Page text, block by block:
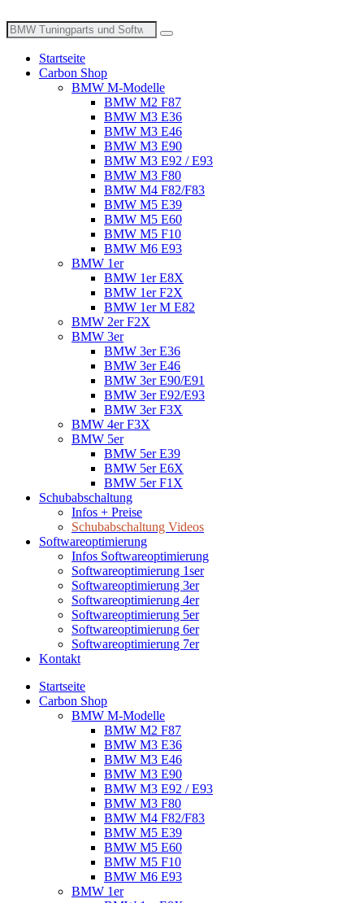
Inhalt
wechseln
Suche
nach:
Startseite
Carbon Shop
BMW M-Modelle
BMW M2 F87
BMW M3 E36
BMW M3 E46
BMW M3 E90
BMW M3 E92 / E93
BMW M3 F80
BMW M4 F82/F83
BMW M5 E39
BMW M5 E60
BMW M5 F10
BMW M6 E93
BMW 1er
BMW 1er E8X
BMW 1er F2X
BMW 1er M E82
BMW 2er F2X
BMW 3er
BMW 3er E36
BMW 3er E46
BMW 3er E90/E91
BMW 3er E92/E93
BMW 3er F3X
BMW 4er F3X
BMW 5er
BMW 5er E39
BMW 5er E6X
BMW 5er F1X
Schubabschaltung
Infos + Preise
Schubabschaltung Videos
Softwareoptimierung
Infos Softwareoptimierung
Softwareoptimierung 1ser
Softwareoptimierung 3er
Softwareoptimierung 4er
Softwareoptimierung 5er
Softwareoptimierung 6er
Softwareoptimierung 7er
Kontakt
Startseite
Carbon Shop
BMW M-Modelle
BMW M2 F87
BMW M3 E36
BMW M3 E46
BMW M3 E90
BMW M3 E92 / E93
BMW M3 F80
BMW M4 F82/F83
BMW M5 E39
BMW M5 E60
BMW M5 F10
BMW M6 E93
BMW 1er